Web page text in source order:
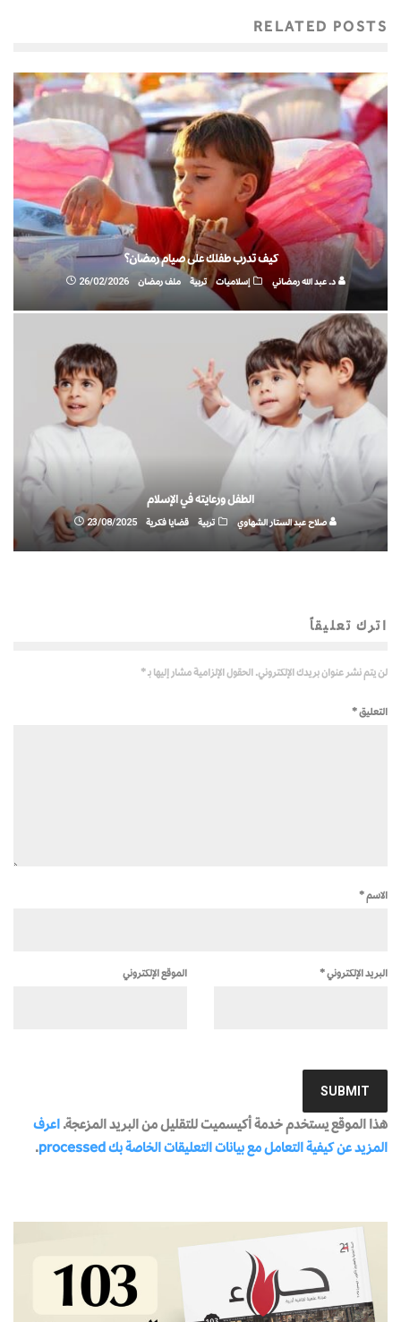
RELATED POSTS
كيف تدرب طفلك على صيام رمضان؟
د. عبد الله رمضاني إسلاميات تربية ملف رمضان 26/02/2026
الطفل ورعايته في الإسلام
صلاح عبد الستار الشهاوي تربية قضايا فكرية 23/08/2025
اترك تعليقاً
لن يتم نشر عنوان بريدك الإلكتروني. الحقول الإلزامية مشار إليها بـ*
التعليق*
الاسم*
البريد الإلكتروني* الموقع الإلكتروني
هذا الموقع يستخدم خدمة أكيسميت للتقليل من البريد المزعجة. اعرف
المزيد عن كيفية التعامل مع بيانات التعليقات الخاصة بك processed
.